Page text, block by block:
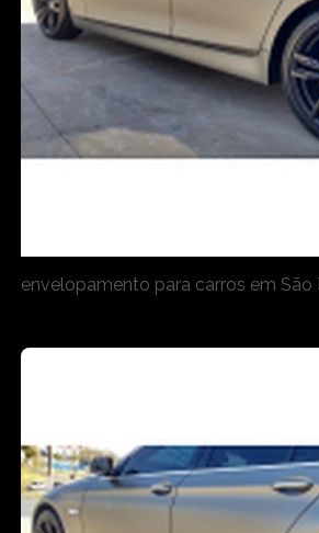
envelopamento para carros em São